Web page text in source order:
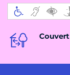
Couvert